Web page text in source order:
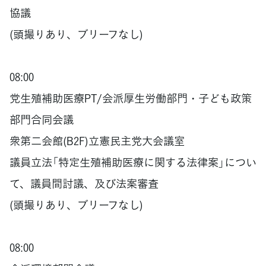
協議
(頭撮りあり、ブリーフなし)
08:00
党生殖補助医療PT/会派厚生労働部門・子ども政策
部門合同会議
衆第二会館(B2F)立憲民主党大会議室
議員立法「特定生殖補助医療に関する法律案」につい
て、議員間討議、及び法案審査
(頭撮りあり、ブリーフなし)
08:00